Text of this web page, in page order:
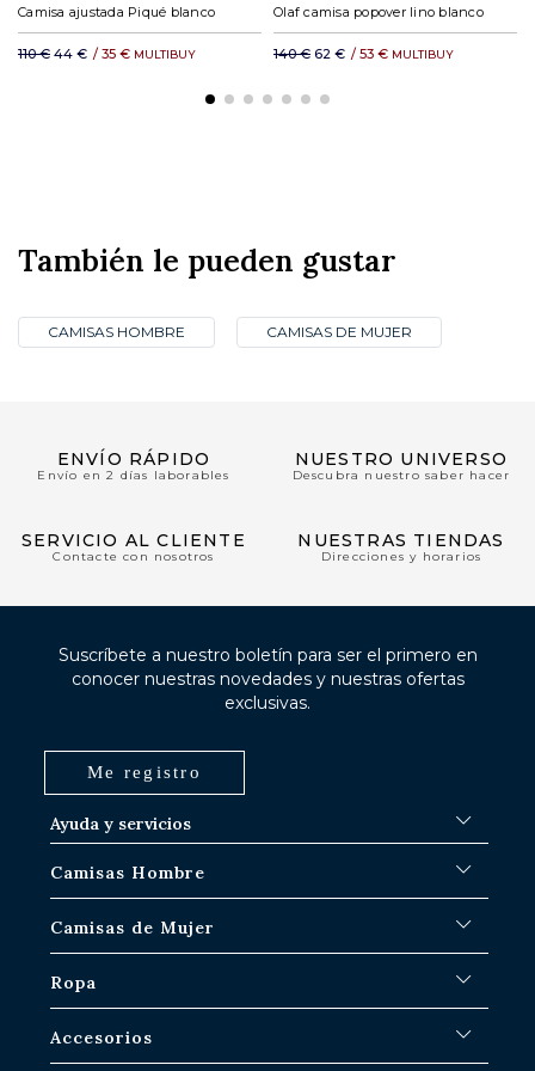
Camisa ajustada Piqué blanco
110 € 44 € / 35 € MULTIBUY
Olaf camisa popover lino blanco
140 € 62 € / 53 € MULTIBUY
También le pueden gustar
CAMISAS HOMBRE CAMISAS DE MUJER
ENVÍO RÁPIDO
Envío en 2 días laborables
NUESTRO UNIVERSO
Descubra nuestro saber hacer
SERVICIO AL CLIENTE
Contacte con nosotros
NUESTRAS TIENDAS
Direcciones y horarios
Ayuda y servicios
Procedimientos de envío
Intercambio en las tiendas de París-IDF
Camisas Hombre
Camisas azules
Camisas de cuadros
Camisas manga corta hombre
Camisas de Mujer
Camisas Blanca Mujer
Camisas oversize para mujer
Ropa
Suéteres & Sweat Hombre
Accesorios
Suscríbete a nuestro boletín para ser el primero en
conocer nuestras novedades y nuestras ofertas
exclusivas.
Me registro